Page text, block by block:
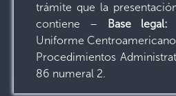
trámite que la
contiene – Base legal:
Uniforme
Procedimientos
86 numeral 2.